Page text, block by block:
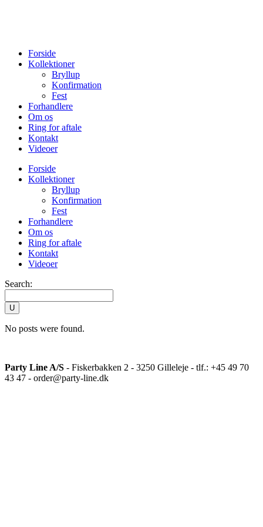
Forside
Kollektioner
Bryllup
Konfirmation
Fest
Forhandlere
Om os
Ring for aftale
Kontakt
Videoer
Forside
Kollektioner
Bryllup
Konfirmation
Fest
Forhandlere
Om os
Ring for aftale
Kontakt
Videoer
Search:
No posts were found.
Party Line A/S - Fiskerbakken 2 - 3250 Gilleleje - tlf.: +45 49 70
43 47 - order@party-line.dk